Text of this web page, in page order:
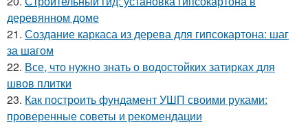
деревянном доме
21. Создание каркаса из дерева для гипсокартона: шаг
за шагом
22. Все, что нужно знать о водостойких затирках для
швов плитки
23. Как построить фундамент УШП своими руками:
проверенные советы и рекомендации